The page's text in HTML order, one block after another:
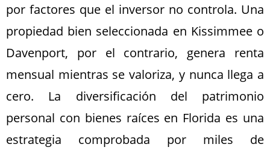
por factores que el inversor no controla. Una
propiedad bien seleccionada en Kissimmee o
Davenport, por el contrario, genera renta
mensual mientras se valoriza, y nunca llega a
cero. La diversificación del patrimonio
personal con bienes raíces en Florida es una
estrategia comprobada por miles de